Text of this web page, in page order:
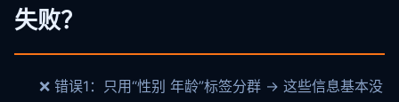
失败？
❌ 错误1：只用“性别 年龄”标签分群 → 这些信息基本没